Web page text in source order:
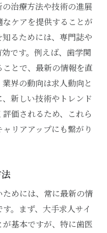
治療方法や技術の進展
ケアを提供することが
るためには、専門誌や
です。例えば、歯学関
とで、最新の情報を直
界の動向は求人動向と
新しい技術やトレンド
価されるため、これら
リアアップにも繋がり
めには、常に最新の情
。まず、大手求人サイ
基本ですが、特に歯医